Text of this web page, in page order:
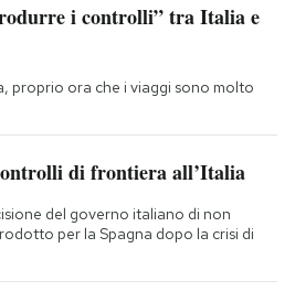
i controlli” tra Italia e
proprio ora che i viaggi sono molto
di frontiera all’Italia
del governo italiano di non
per la Spagna dopo la crisi di